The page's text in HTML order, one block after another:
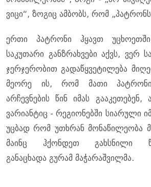
ვიცი“, ზოგიც ამბობს, რომ
ერთი პატრონი ჰყავთ
საკუთარი განზრახვები აქვს, ვერ
ჯერჯერობით გადაწყვეტილება
მეორე ის, რომ მათი
არჩევნების წინ იმას გააკეთებენ,
ვარიანტიც - რეგიონებში სიარული
უცბად რომ უთხრან მონაწილეობა
მაინც ჰქონდეთ გახსნილი
განაცხადა გურამ მაჭარაშვილმა.